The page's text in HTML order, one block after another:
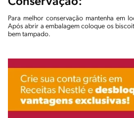
Para melhor conservação mantenha em
Após abrir a embalagem coloque os
bem tampado.